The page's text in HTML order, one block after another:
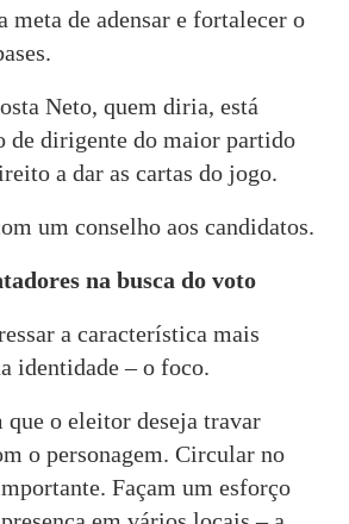
meta de adensar e fortalecer o
Neto, quem diria, está
de dirigente do maior partido
a dar as cartas do jogo.
um conselho aos candidatos.
na busca do voto
a característica mais
identidade – o foco.
que o eleitor deseja travar
o personagem. Circular no
Façam um esforço